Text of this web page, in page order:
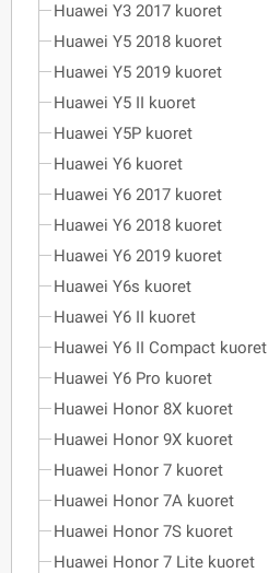
Huawei Y3 2017 kuoret
Huawei Y5 2018 kuoret
Huawei Y5 2019 kuoret
Huawei Y5 II kuoret
Huawei Y5P kuoret
Huawei Y6 kuoret
Huawei Y6 2017 kuoret
Huawei Y6 2018 kuoret
Huawei Y6 2019 kuoret
Huawei Y6s kuoret
Huawei Y6 II kuoret
Huawei Y6 II Compact kuoret
Huawei Y6 Pro kuoret
Huawei Honor 8X kuoret
Huawei Honor 9X kuoret
Huawei Honor 7 kuoret
Huawei Honor 7A kuoret
Huawei Honor 7S kuoret
Huawei Honor 7 Lite kuoret